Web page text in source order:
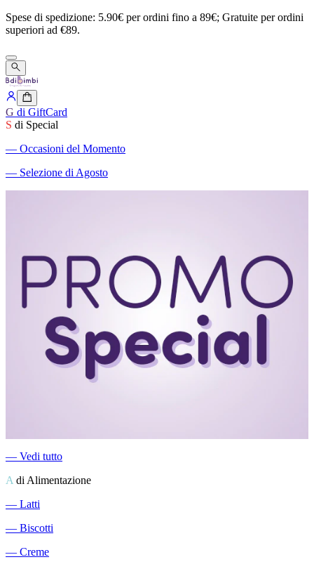
Spese di spedizione: 5.90€ perordini fino a 89€; Gratuite perordini
superiori ad €89.
G di GiftCard
S di Special
― Occasioni del Momento
― Selezione di Agosto
― Vedi tutto
A di Alimentazione
― Latti
― Biscotti
― Creme